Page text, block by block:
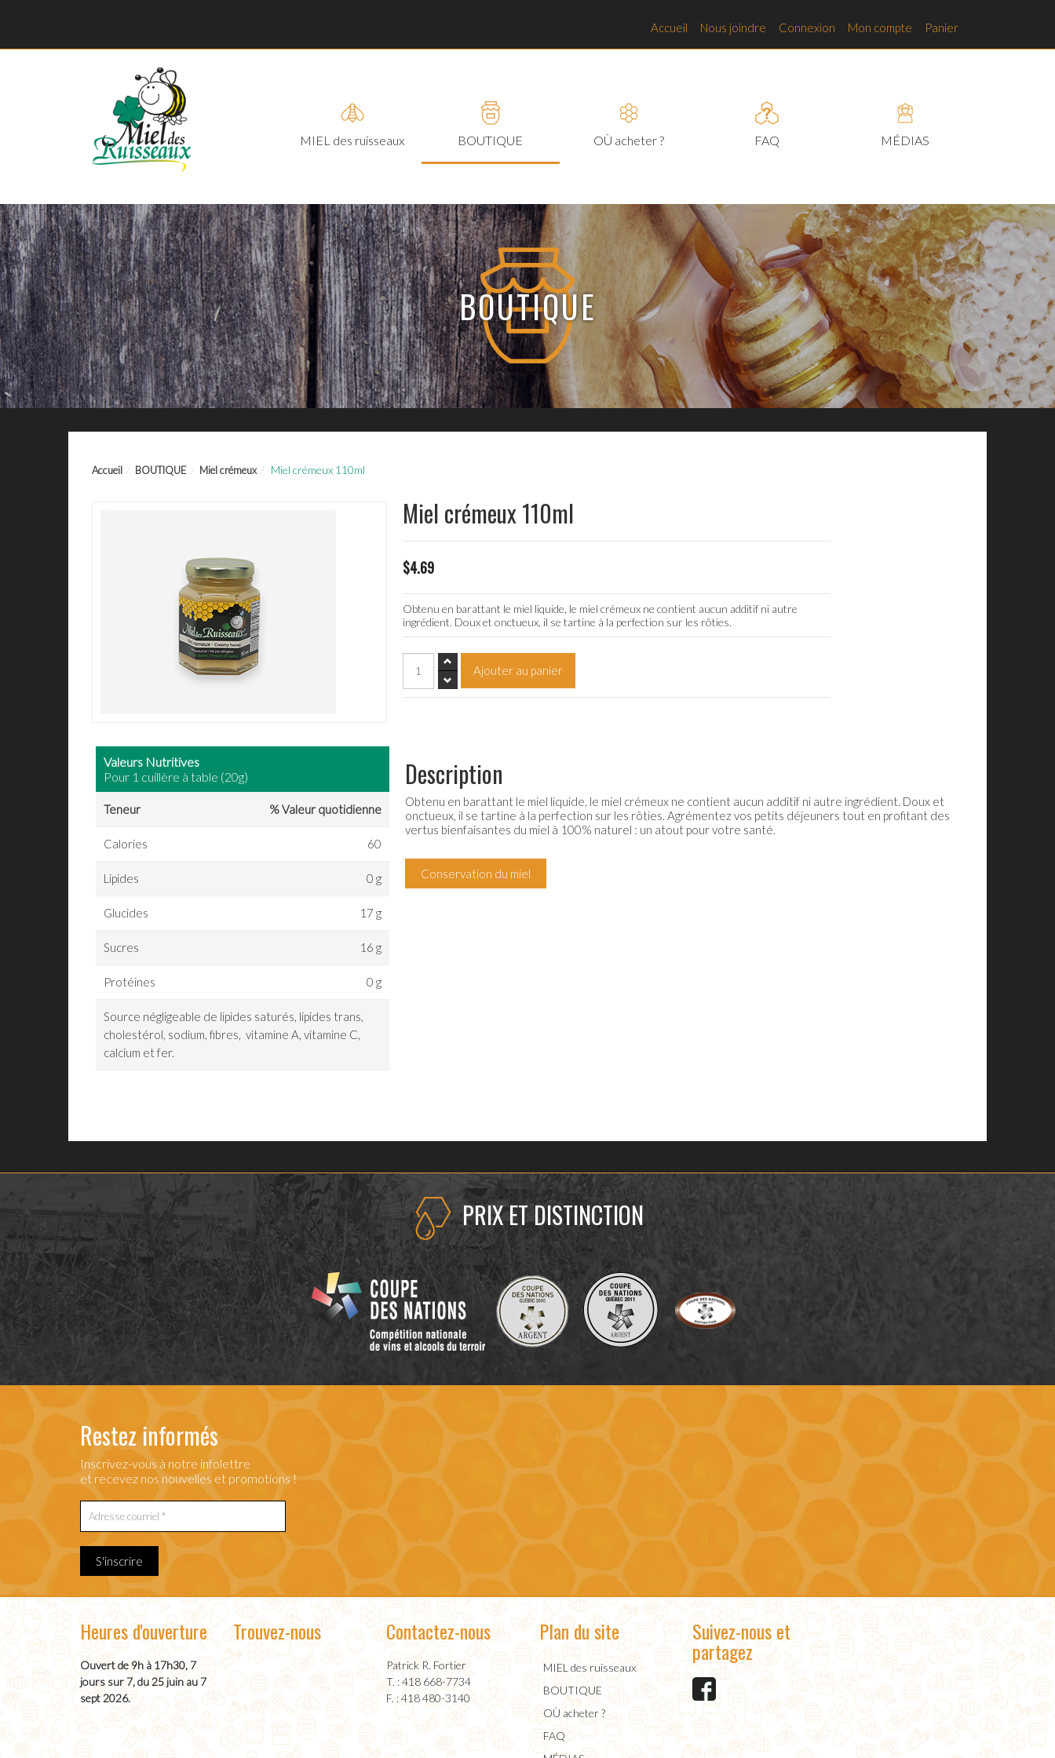
Accueil Nous joindre Connexion Mon compte Panier
MIEL des ruisseaux BOUTIQUE OÙ acheter ? FAQ MÉDIAS
BOUTIQUE
Accueil BOUTIQUE Miel crémeux Miel crémeux 110ml
Miel crémeux 110ml
$4.69
Obtenu en barattant le miel liquide, le miel crémeux ne contient aucun additif ni autre
ingrédient. Doux et onctueux, il se tartine à la perfection sur les rôties.
Valeurs Nutritives
Pour 1 cuillère à table (20g)
Teneur % Valeur quotidienne
Calories 60
Lipides 0 g
Glucides 17 g
Sucres 16 g
Protéines 0 g
Source négligeable de lipides saturés, lipides trans,
cholestérol, sodium, fibres, vitamine A, vitamine C,
calcium et fer.
Description
Obtenu en barattant le miel liquide, le miel crémeux ne contient aucun additif ni autre ingrédient. Doux et
onctueux, il se tartine à la perfection sur les rôties. Agrémentez vos petits déjeuners tout en profitant des
vertus bienfaisantes du miel à 100% naturel : un atout pour votre santé.
Conservation du miel
PRIX ET DISTINCTION
Restez informés
Inscrivez-vous à notre infolettre
et recevez nos nouvelles et promotions !
S'inscrire
Heures d'ouverture
Ouvert de 9h à 17h30, 7
jours sur 7, du 25 juin au 7
sept 2026.
Trouvez-nous Contactez-nous
Patrick R. Fortier
T. : 418 668-7734
F. : 418 480-3140
Plan du site
MIEL des ruisseaux
BOUTIQUE
OÙ acheter ?
FAQ
Suivez-nous et
partagez